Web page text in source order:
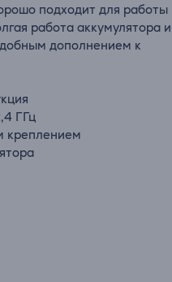
подходит для работы
работа аккумулятора и
дополнением к
ГГц
креплением